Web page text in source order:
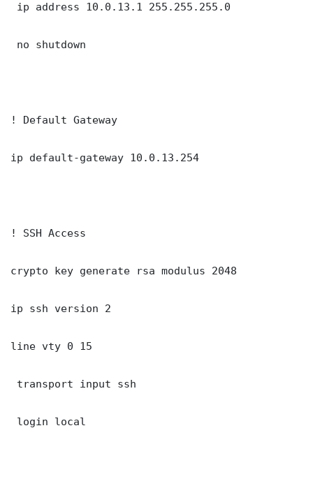
ip address 10.0.13.1 255.255.255.0
no shutdown
! Default Gateway
ip default-gateway 10.0.13.254
! SSH Access
crypto key generate rsa modulus 2048
ip ssh version 2
line vty 0 15
transport input ssh
login local